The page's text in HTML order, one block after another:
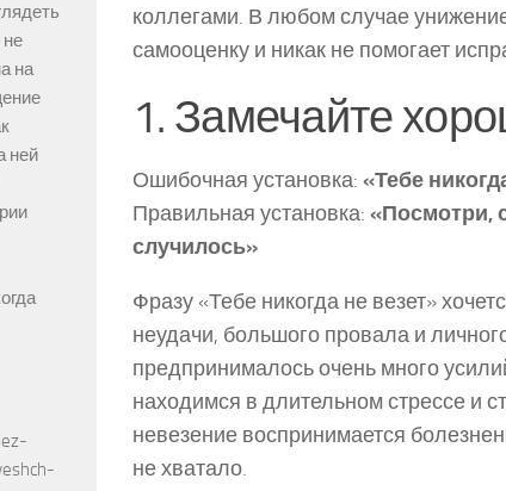
коллегами. В любом случае
самооценку и никак не помогает
1. Замечайте
Ошибочная установка: «Тебе
Правильная установка: «Посмотри,
случилось»
Фразу «Тебе никогда не везет»
неудачи, большого провала и
предпринималось очень много
находимся в длительном стрессе и
невезение воспринимается
не хватало.
не
на
ней